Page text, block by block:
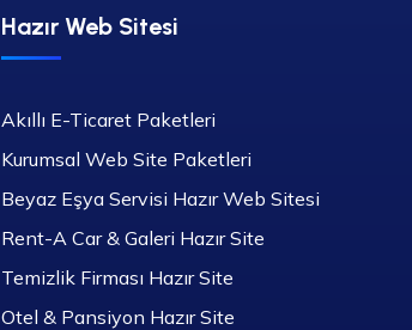
Hazır Web Sitesi
Akıllı E-Ticaret Paketleri
Kurumsal Web Site Paketleri
Beyaz Eşya Servisi Hazır Web Sitesi
Rent-A Car & Galeri Hazır Site
Temizlik Firması Hazır Site
Otel & Pansiyon Hazır Site